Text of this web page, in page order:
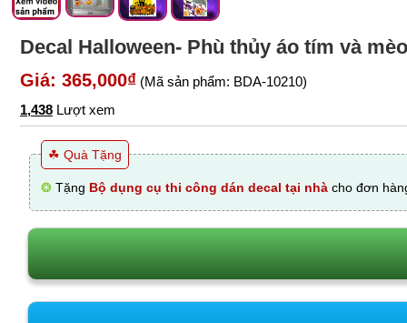
Decal Halloween- Phù thủy áo tím và
Giá: 365,000₫ (Mã sản phẩm: BDA-10210)
1,438 Lượt xem
☘ Quà Tặng
❂ Tặng Bộ dụng cụ thi công dán decal tại nhà cho đơn